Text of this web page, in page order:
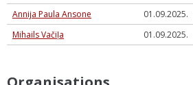
Annija Paula Ansone
01.09.2025.
Mihails Vačiļa
01.09.2025.